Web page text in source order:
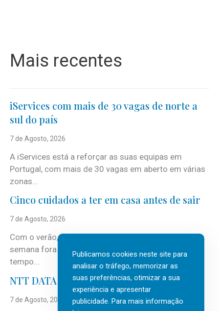
Mais recentes
iServices com mais de 30 vagas de norte a
sul do país
7 de Agosto, 2026
A iServices está a reforçar as suas equipas em
Portugal, com mais de 30 vagas em aberto em várias
zonas...
Cinco cuidados a ter em casa antes de sair
7 de Agosto, 2026
Com o verão, chegam também as férias, os fins-de-
semana fora e os dias em que a casa fica mais
tempo...
NTT DATA Insurtech Global Outlook 2026
7 de Agosto, 2026
Publicamos cookies neste site para
analisar o tráfego, memorizar as
suas preferências, otimizar a sua
experiência e apresentar
publicidade. Para mais informação